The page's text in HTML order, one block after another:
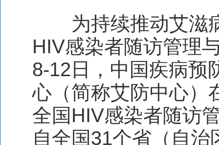
为持续推动艾滋
HIV感染者随访管理
8-12 日，中国疾病预
心（简称艾防中心）
全国 HIV感染者随访
自全国31个省（自治